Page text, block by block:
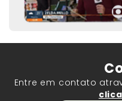
Entre em contato